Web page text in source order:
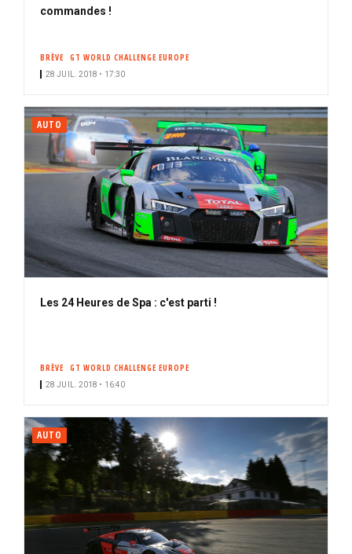
commandes !
BRÈVE GT WORLD CHALLENGE EUROPE
28 JUIL. 2018 • 17:30
AUTO
Les 24 Heures de Spa : c'est parti !
BRÈVE GT WORLD CHALLENGE EUROPE
28 JUIL. 2018 • 16:40
AUTO